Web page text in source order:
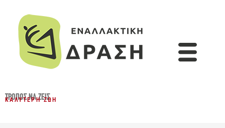
ΤΡΌΠΟΣ ΝΑ ΖΕΙΣ
ΚΑΛΎΤΕΡΗ ΖΩΉ